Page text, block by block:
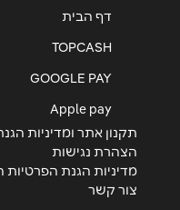
דף הבית
TOPCASH
GOOGLE PAY
Apple pay
תקנון אתר ומדיניות
הצהרת נגישות
מדיניות הגנת
צור קשר